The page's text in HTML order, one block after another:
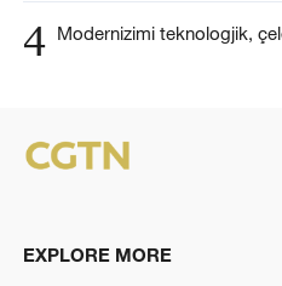
4 Modernizimi teknologjik,
EXPLORE MORE